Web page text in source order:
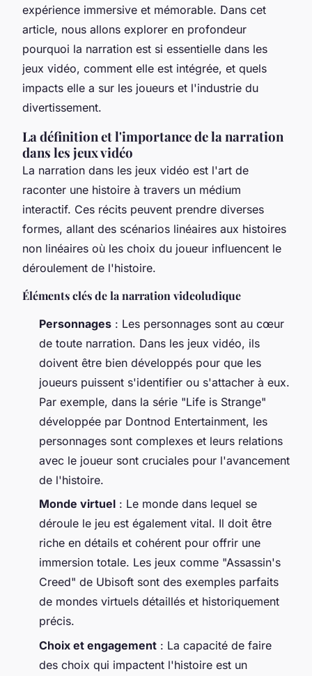
expérience immersive et mémorable. Dans cet
article, nous allons explorer en profondeur
pourquoi la narration est si essentielle dans les
jeux vidéo, comment elle est intégrée, et quels
impacts elle a sur les joueurs et l'industrie du
divertissement.
La définition et l'importance de la narration
dans les jeux vidéo
La narration dans les jeux vidéo est l'art de
raconter une histoire à travers un médium
interactif. Ces récits peuvent prendre diverses
formes, allant des scénarios linéaires aux histoires
non linéaires où les choix du joueur influencent le
déroulement de l'histoire.
Éléments clés de la narration videoludique
Personnages : Les personnages sont au cœur
de toute narration. Dans les jeux vidéo, ils
doivent être bien développés pour que les
joueurs puissent s'identifier ou s'attacher à eux.
Par exemple, dans la série "Life is Strange"
développée par Dontnod Entertainment, les
personnages sont complexes et leurs relations
avec le joueur sont cruciales pour l'avancement
de l'histoire.
Monde virtuel : Le monde dans lequel se
déroule le jeu est également vital. Il doit être
riche en détails et cohérent pour offrir une
immersion totale. Les jeux comme "Assassin's
Creed" de Ubisoft sont des exemples parfaits
de mondes virtuels détaillés et historiquement
précis.
Choix et engagement : La capacité de faire
des choix qui impactent l'histoire est un